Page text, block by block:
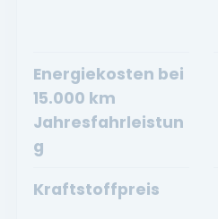
Energiekosten bei
15.000 km
Jahresfahrleistun
g
Kraftstoffpreis